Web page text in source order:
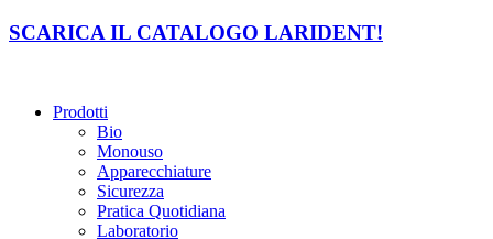
Vai
SCARICA IL CATALOGO LARIDENT!
Prodotti
Bio
Monouso
Apparecchiature
Sicurezza
Pratica Quotidiana
Laboratorio